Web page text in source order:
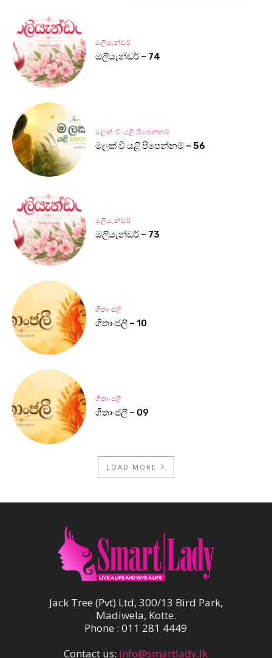
ඔලියැන්ඩර්
ඔලියැන්ඩර් – 74
මලක් වී යළි පිපෙන්නම්
මලක් වී යළි පිපෙන්නම් – 56
ඔලියැන්ඩර්
ඔලියැන්ඩර් – 73
ගීතාංජලී
ගීතාංජලී – 10
ගීතාංජලී
ගීතාංජලී – 09
LOAD MORE
Jack Tree (Pvt) Ltd, 300/13 Bird Park,
Madiwela, Kotte.
Phone : 011 281 4449
Contact us: info@smartlady.lk